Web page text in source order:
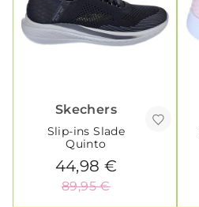
Skechers
Slip-ins Slade
Quinto
44,98 €
89,95 €